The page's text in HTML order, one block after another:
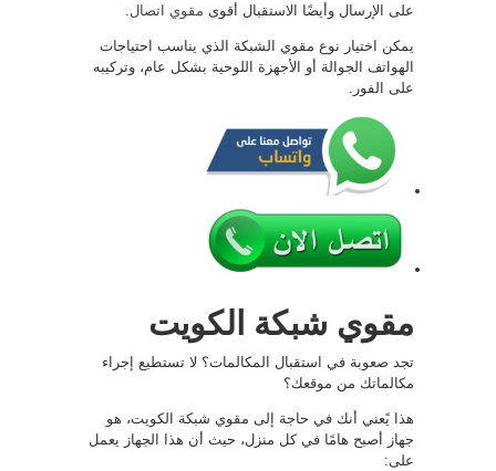
على الإرسال وأيضًا الاستقبال أقوى مقوي اتصال
يمكن اختيار نوع مقوي الشبكة الذي يناسب احتياجات
الهواتف الجوالة أو الأجهزة اللوحية بشكل عام، وتركيبه
على الفور.
مقوي شبكة الكويت
تجد صعوبة في استقبال المكالمات؟ لا تستطيع إجراء
مكالماتك من موقعك؟
هذا يًعني أنك في حاجة إلى مقوي شبكة الكويت، هو
جهاز أصبح هامًا في كل منزل، حيث أن هذا الجهاز يعمل
على: